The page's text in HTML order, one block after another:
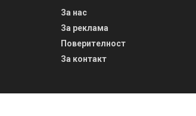
За нас
За реклама
Поверителност
За контакт